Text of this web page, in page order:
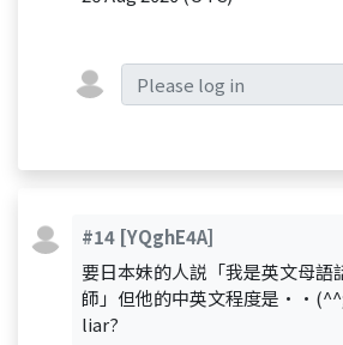
#14 [YQghE4A]
要日本妹的人説「我是英文母語
師」但他的中英文程度是・・
liar?